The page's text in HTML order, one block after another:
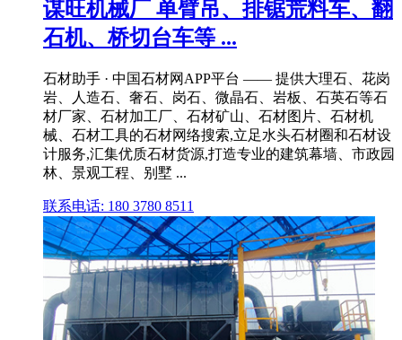
谋旺机械厂 单臂吊、排锯荒料车、翻
石机、桥切台车等 ...
石材助手 · 中国石材网APP平台 —— 提供大理石、花岗
岩、人造石、奢石、岗石、微晶石、岩板、石英石等石
材厂家、石材加工厂、石材矿山、石材图片、石材机
械、石材工具的石材网络搜索,立足水头石材圈和石材设
计服务,汇集优质石材货源,打造专业的建筑幕墙、市政园
林、景观工程、别墅 ...
联系电话: 180 3780 8511